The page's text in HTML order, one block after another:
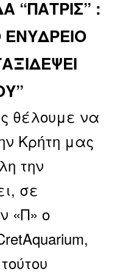
“ΠΑΤΡΙΣ” :
θέλουμε να
Κρήτη μας
την
σε
«Π» ο